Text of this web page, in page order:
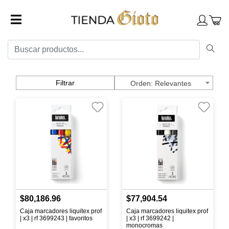
Filtrar Relevantes
$80,186.96
Caja marcadores liquitex prof
| x3 | rf 3699243 | favoritos
$77,904.54
Caja marcadores liquitex prof
| x3 | rf 3699242 |
monocromas